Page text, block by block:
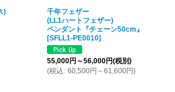
)
千年フェザー
(LL1ハートフェザー)
ペンダント『チェーン50cm』
[SFLL1-PE0010]
55,000円 ～56,000円(税別)
(税込 : 60,500円 ～61,600円)